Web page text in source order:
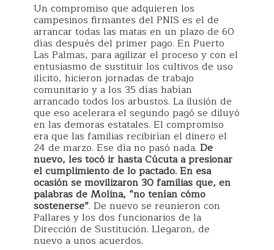
Un compromiso que adquieren los
campesinos firmantes del PNIS es el de
arrancar todas las matas en un plazo de 60
días después del primer pago. En Puerto
Las Palmas, para agilizar el proceso y con el
entusiasmo de sustituir los cultivos de uso
ilícito, hicieron jornadas de trabajo
comunitario y a los 35 días habían
arrancado todos los arbustos. La ilusión de
que eso acelerara el segundo pagó se diluyó
en las demoras estatales. El compromiso
era que las familias recibirían el dinero el
24 de marzo. Ese día no pasó nada. De
nuevo, les tocó ir hasta Cúcuta a presionar
el cumplimiento de lo pactado. En esa
ocasión se movilizaron 30 familias que, en
palabras de Molina, “no tenían cómo
sostenerse”. De nuevo se reunieron con
Pallares y los dos funcionarios de la
Dirección de Sustitución. Llegaron, de
nuevo a unos acuerdos.